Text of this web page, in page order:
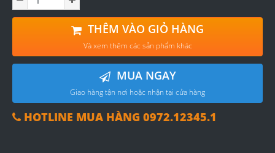
THÊM VÀO GIỎ HÀNG
Và xem thêm các sản phẩm khác
MUA NGAY
Giao hàng tận nơi hoặc nhận tại cửa hàng
HOTLINE MUA HÀNG 0972.12345.1